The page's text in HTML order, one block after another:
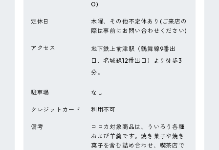
O)
定休日
木曜、その他不定休あり(ご来店の
際は事前にお問い合わせください)
アクセス
地下鉄上前津駅（鶴舞線9番出
口、名城線12番出口）より徒歩3
分。
駐車場 なし
クレジットカード 利用不可
備考
コロカ対象商品は、ういろう各種
および羊羹です。焼き菓子や焼き
菓子を含む詰め合わせ、喫茶店で